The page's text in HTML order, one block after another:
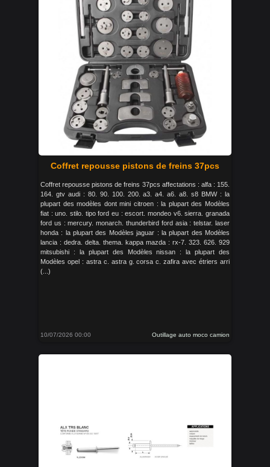
Coffret repousse pistons de freins 37pcs
Coffret repousse pistons de freins 37pcs affectations : alfa : 155.
164. gtv audi : 80. 90. 100. 200. a3. a4. a6. a8. s8 BMW : la
plupart des modèles dont mini citroen : la plupart des Modèles
fiat : uno. stilo. tipo ford eu : escort. mondeo v6. sierra. granada
ford us : mercury. monarch. thunderbird ford asia : telstar. laser
honda : la plupart des Modèles jaguar : la plupart des Modèles
lancia : dedra. delta. thema. kappa mazda : rx-7. 323. 626. 929
mitsubishi : la plupart des Modèles nissan : la plupart des
Modèles opel : astra c. astra g. corsa c. zafira avec étriers arri
(...)
10/07/2026 00:00 Outillage auto moco camion